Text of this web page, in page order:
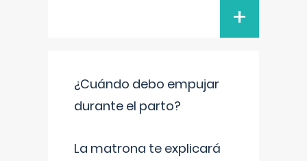
+
¿Cuándo debo empujar
durante el parto?
La matrona te explicará